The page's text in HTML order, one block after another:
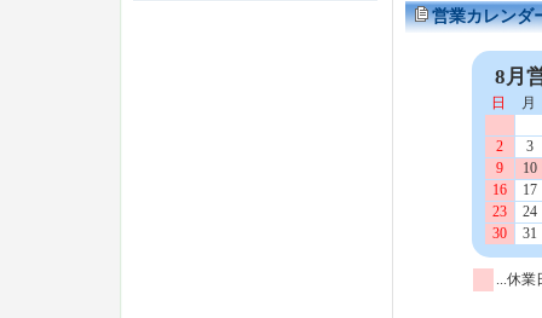
営業カレンダ
8月
日 月
2
3
9
10
16
17
23
24
30
31
...休業